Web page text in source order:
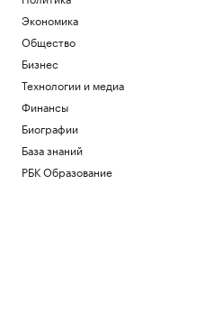
Экономика
Общество
Бизнес
Технологии и медиа
Финансы
Биографии
База знаний
РБК Образование